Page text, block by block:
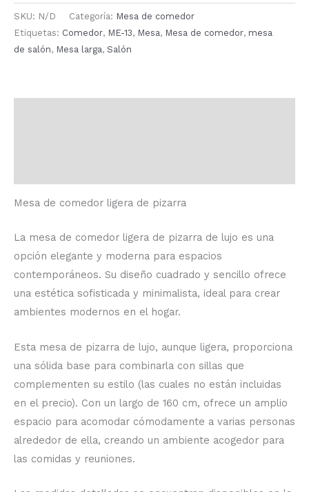
SKU: N/D Categoría: Mesa de comedor
Etiquetas: Comedor, ME-13, Mesa, Mesa de comedor, mesa
de salón, Mesa larga, Salón
Mesa de comedor ligera de pizarra
La mesa de comedor ligera de pizarra de lujo es una
opción elegante y moderna para espacios
contemporáneos. Su diseño cuadrado y sencillo ofrece
una estética sofisticada y minimalista, ideal para crear
ambientes modernos en el hogar.
Esta mesa de pizarra de lujo, aunque ligera, proporciona
una sólida base para combinarla con sillas que
complementen su estilo (las cuales no están incluidas
en el precio). Con un largo de 160 cm, ofrece un amplio
espacio para acomodar cómodamente a varias personas
alrededor de ella, creando un ambiente acogedor para
las comidas y reuniones.